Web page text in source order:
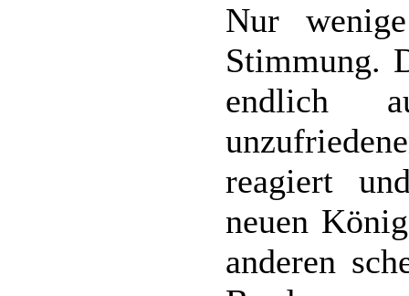
Nur
Stimmung.
endlich
reagiert
neuen
anderen